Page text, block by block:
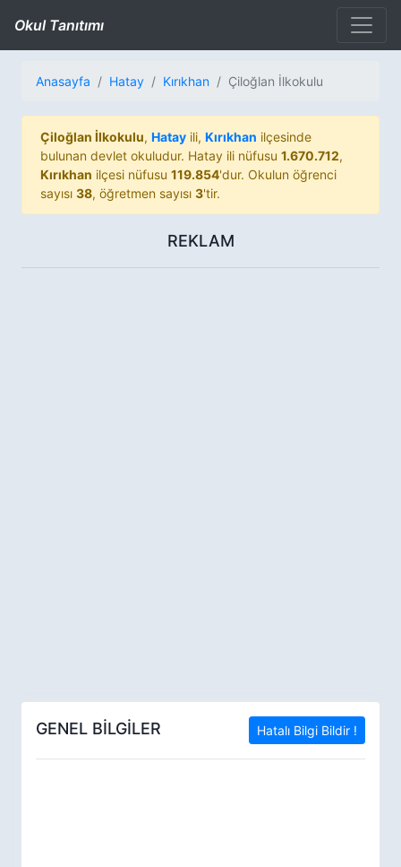
Okul Tanıtımı
Anasayfa Hatay Kırıkhan Çiloğlan İlkokulu
Çiloğlan İlkokulu, Hatay ili, Kırıkhan ilçesinde
bulunan devlet okuludur. Hatay ili nüfusu 1.670.712,
Kırıkhan ilçesi nüfusu 119.854'dur. Okulun öğrenci
sayısı 38, öğretmen sayısı 3'tir.
REKLAM
GENEL BİLGİLER Hatalı Bilgi Bildir !